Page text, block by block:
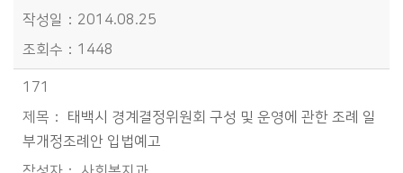
2014.08.25
1448
171
태백시 경계결정위원회 구성 및 운영에 관한 조례 일
부개정조례안 입법예고